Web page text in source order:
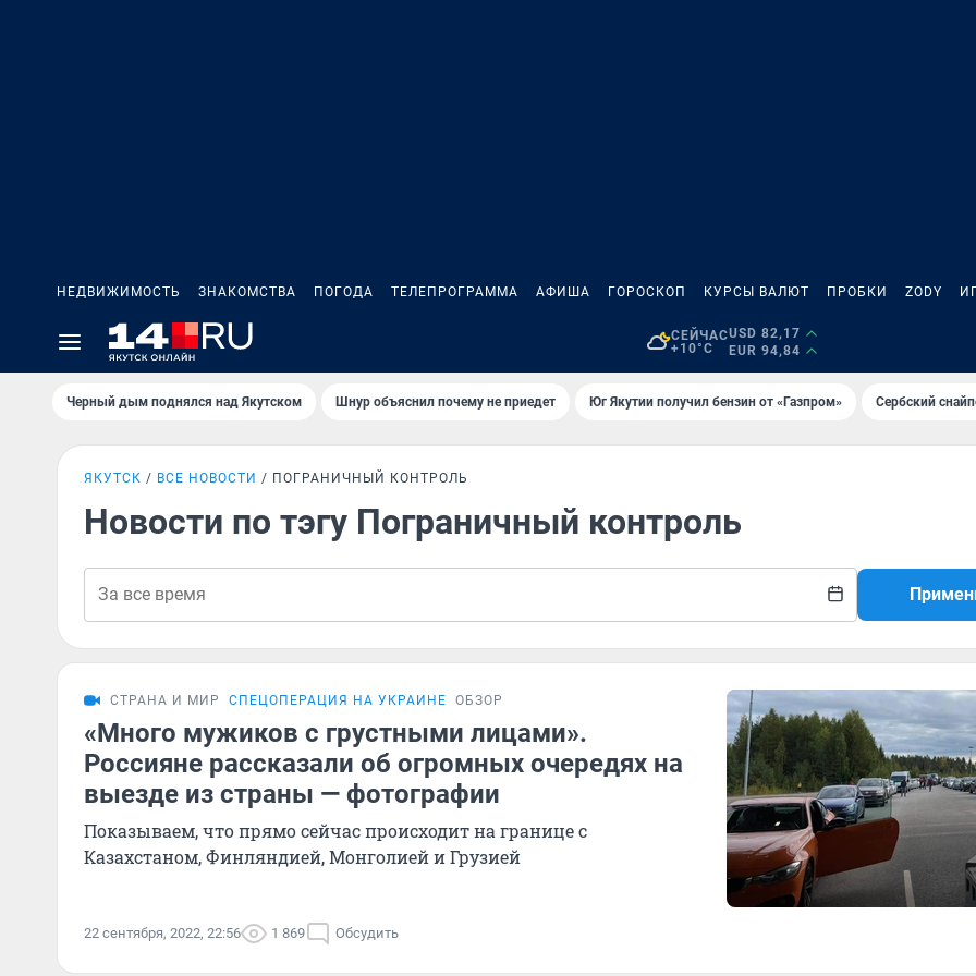
НЕДВИЖИМОСТЬ ЗНАКОМСТВА ПОГОДА ТЕЛЕПРОГРАММА АФИША ГОРОСКОП КУРСЫ ВАЛЮТ ПРОБКИ ZODY
СЕЙЧАС
+10°C
USD 82,17
EUR 94,84
Черный дым поднялся над Якутском Шнур объяснил почему не приедет Юг Якутии получил бензин от «Газпром» Сербский
ЯКУТСК ВСЕ НОВОСТИ ПОГРАНИЧНЫЙ КОНТРОЛЬ
Новости по тэгу Пограничный контроль
СТРАНА И МИР СПЕЦОПЕРАЦИЯ НА УКРАИНЕ ОБЗОР
«Много мужиков с грустными лицами».
Россияне рассказали об огромных очередях на
выезде из страны — фотографии
Показываем, что прямо сейчас происходит на границе с
Казахстаном, Финляндией, Монголией и Грузией
22 сентября, 2022, 22:56 1 869 Обсудить